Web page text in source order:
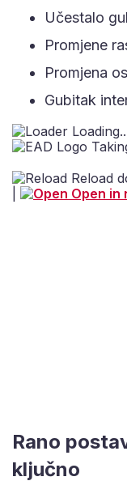
Učestalo
Promjene
Promjena
Gubitak
Reload
Open in
Rano
ključno